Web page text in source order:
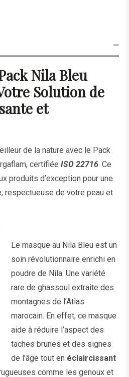
Nila Bleu
Solution de
et
de la nature avec le Pack
certifiée ISO 22716. Ce
produits d’exception pour une
respectueuse de votre peau et
Le masque au Nila Bleu est un
soin révolutionnaire enrichi en
poudre de Nila. Une variété
rare de ghassoul extraite des
montagnes de l’Atlas
marocain. En effet, ce masque
aide à réduire l’aspect des
taches brunes et des signes
de l’âge tout en éclaircissant
comme les genoux et